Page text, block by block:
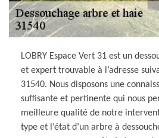
LOBRY Espace Vert 31 est un
et expert trouvable à l’adresse
31540. Nous disposons une
suffisante et pertinente qui nous
meilleure qualité de notre
type et l’état d’un arbre à